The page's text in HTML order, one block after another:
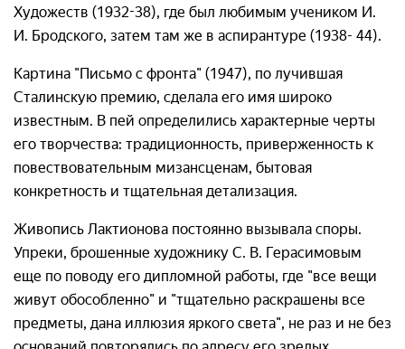
Художеств (1932-38), где был любимым учеником И.
И. Бродского, затем там же в аспирантуре (1938- 44).
Картина "Письмо с фронта" (1947), по лучившая
Сталинскую премию, сделала его имя широко
известным. В пей определились характерные черты
его творчества: традиционность, приверженность к
повествовательным мизансценам, бытовая
конкретность и тщательная детализация.
Живопись Лактионова постоянно вызывала споры.
Упреки, брошенные художнику С. В. Герасимовым
еще по поводу его дипломной работы, где "все вещи
живут обособленно" и "тщательно раскрашены все
предметы, дана иллюзия яркого света", не раз и не без